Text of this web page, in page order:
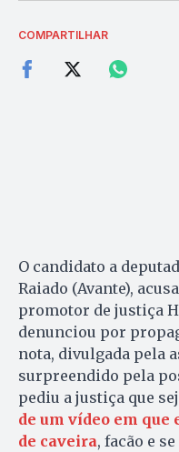
COMPARTILHAR
O candidato a
Raiado (Avante),
promotor de justiça
denunciou por
nota, divulgada pela
surpreendido pela
pediu a justiça que
de um vídeo em que
de caveira, facão e